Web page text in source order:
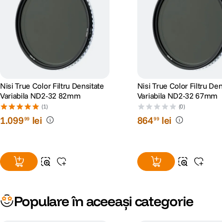
Nisi True Color Filtru Densitate
Variabila ND2-32 82mm
(1)
1.09999 lei
Nisi True Color Filtru
Variabila ND2-32 67mm
(0)
86499 lei
Populare în aceeași categorie